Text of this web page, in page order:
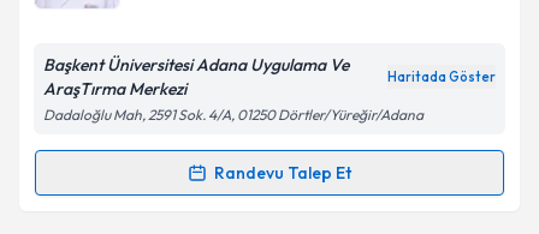
Başkent Üniversitesi Adana Uygulama Ve
AraşTırma Merkezi
Haritada Göster
Dadaloğlu Mah, 2591 Sok. 4/A, 01250 Dörtler/Yüreğir/Adana
Randevu Talep Et
Randevu Takvimi Talebi